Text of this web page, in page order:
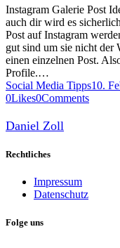
Instagram Galerie Post
auch dir wird es
Post auf Instagram
gut sind um sie nicht der
einen einzelnen Post.
Profile.…
Social Media Tipps10.
0Likes0Comments
Daniel Zoll
Rechtliches
Impressum
Datenschutz
Folge uns